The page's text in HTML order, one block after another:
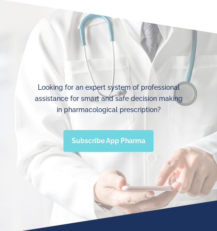
Looking for an expert system of professional
assistance for smart and safe decision making
in pharmacological prescription?
Subscribe App Pharma